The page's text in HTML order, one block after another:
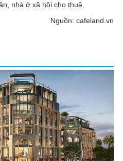
nhà ở xã hội cho thuê.
Nguồn: cafeland.vn